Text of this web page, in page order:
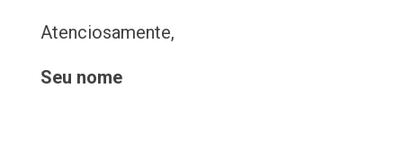
Atenciosamente,
Seu nome